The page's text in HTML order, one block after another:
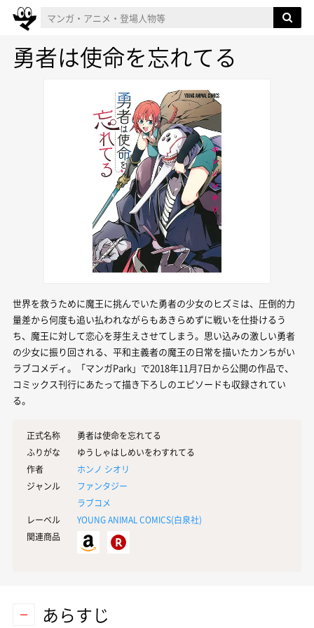
勇者は使命を忘れてる
世界を救うために魔王に挑んでいた勇者の少女のヒズミは、圧倒的力
量差から何度も追い払われながらもあきらめずに戦いを仕掛けるう
ち、魔王に対して恋心を芽生えさせてしまう。思い込みの激しい勇者
の少女に振り回される、平和主義者の魔王の日常を描いたカンちがい
ラブコメディ。「マンガPark」で2018年11月7日から公開の作品で、
コミックス刊行にあたって描き下ろしのエピソードも収録されてい
る。
正式名称
勇者は使命を忘れてる
ふりがな
ゆうしゃはしめいをわすれてる
作者
ホンノ シオリ
ジャンル
ファンタジー
ラブコメ
レーベル
YOUNG ANIMAL COMICS(白泉社)
関連商品
あらすじ